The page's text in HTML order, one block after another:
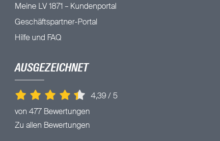
Meine LV 1871 – Kundenportal
Geschäftspartner-Portal
Hilfe und FAQ
AUSGEZEICHNET
4,39/ 5
von 477 Bewertungen
Zu allen Bewertungen